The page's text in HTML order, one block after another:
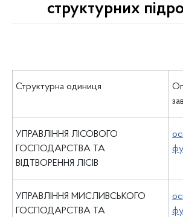
структурних
Структурна одиниця
УПРАВЛІННЯ ЛІСОВОГО
ГОСПОДАРСТВА ТА
ВІДТВОРЕННЯ ЛІСІВ
УПРАВЛІННЯ МИСЛИВСЬКОГО
ГОСПОДАРСТВА ТА